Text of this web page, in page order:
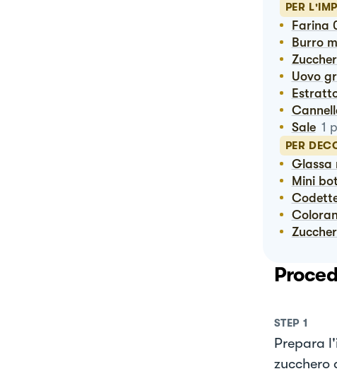
PER
Farina
Burro
Uovo
Sale 1
PER
Mini
STEP 1
Prepara
zucchero